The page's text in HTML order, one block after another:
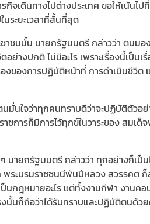
กิจเดินทางไปต่างประเทศ ขอให้เน้นไ
นระยะเวลาที่สั้นที่สุด
ชนนั้น นายกรัฐมนตรี กล่าวว่า ตนมอง
อย่างปกติ ไม่มีอะไร เพราะเรื่องนี้เป็น
องของการปฏิบัติหน้าที่ การดำเนินชีวิ
นใจว่าทุกคนทราบดีว่าจะปฏิบัติตัวอย่า
ชการก็มีการไว้ทุกข์ในวาระของ สมเด็
นายกรัฐมนตรี กล่าวว่า ทุกอย่างก็เป็
พระบรมราชชนนีพันปีหลวง สวรรคต
ป็นกฎหมายอะไร แต่ทั้งงานกีฬา งานค
นั้นก็ถือว่าได้รับทราบและปฏิบัติตนด้วย